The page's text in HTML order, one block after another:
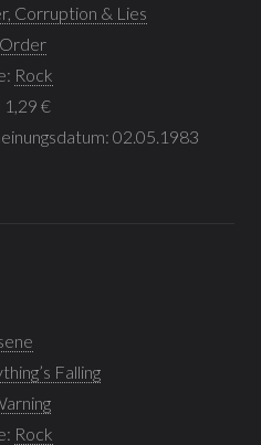
Corruption & Lies
Rock
1,29 €
02.05.1983
Falling
Rock